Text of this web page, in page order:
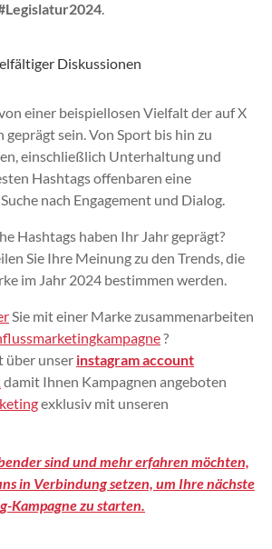
Diskussionen
einer beispiellosen Vielfalt der auf X
sein. Von Sport bis hin zu
einschließlich Unterhaltung und
Hashtags offenbaren eine
nach Engagement und Dialog.
Hashtags haben Ihr Jahr geprägt?
Sie Ihre Meinung zu den Trends, die
im Jahr 2024 bestimmen werden.
Sie mit einer Marke zusammenarbeiten
?
über unser instagram account
damit Ihnen Kampagnen angeboten
exklusiv mit unseren
sind und mehr erfahren möchten,
in Verbindung setzen, um Ihre nächste
Kampagne zu starten.